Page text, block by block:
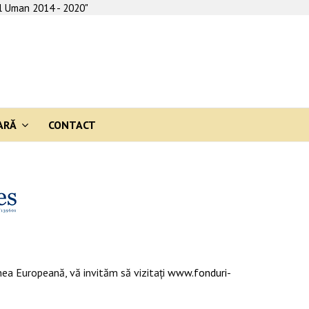
2014 - 2020"
CONTACT
Europeană, vă invităm să vizitaţi www.fonduri-